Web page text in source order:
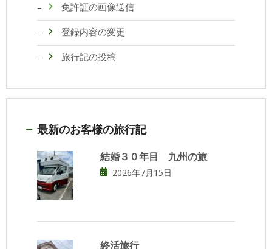
免許証の画像送信
登録内容の変更
旅行記の投稿
最新のお客様の旅行記
結婚３０年目 九州の旅
2026年7月15日
終活旅行